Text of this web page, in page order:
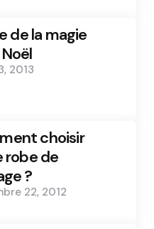
de la magie
2013
choisir
robe de
?
22, 2012